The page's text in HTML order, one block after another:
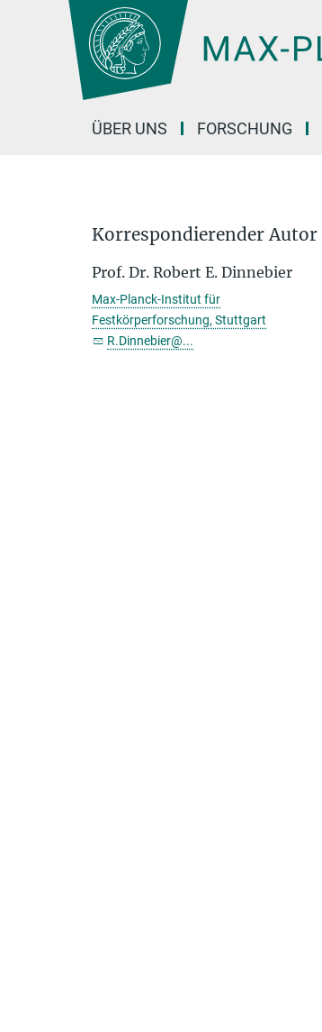
Hauptinhalt
ÜBER UNS FORSCHUNG
Korrespondierender Autor
Prof. Dr. Robert E. Dinnebier
Max-Planck-Institut für
Festkörperforschung, Stuttgart
R.Dinnebier@...